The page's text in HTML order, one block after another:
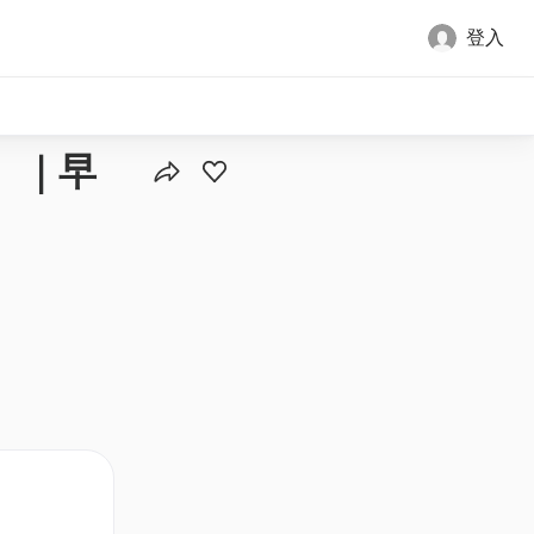
登入
｜早